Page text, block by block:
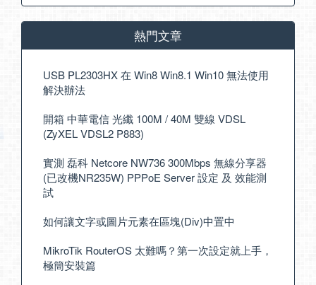
熱門文章
USB PL2303HX 在 Win8 Win8.1 Win10 無法使用
解決辦法
開箱 中華電信 光纖 100M / 40M 雙線 VDSL
(ZyXEL VDSL2 P883)
實測 磊科 Netcore NW736 300Mbps 無線分享器
(已改機NR235W) PPPoE Server 設定 及 效能測
試
如何讓文字或圖片元素在區塊(Div)中置中
MikroTik RouterOS 太難嗎？第一次設定就上手，
極簡安裝篇